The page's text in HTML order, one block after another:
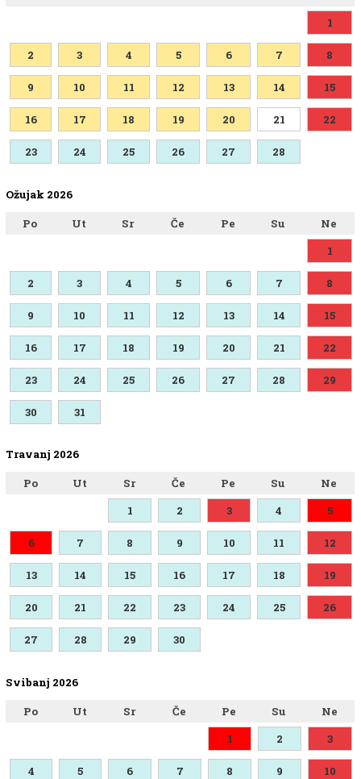
1
2 3 4 5 6 7 8
9 10 11 12 13 14 15
16 17 18 19 20 21 22
23 24 25 26 27 28
Ožujak 2026
Po Ut Sr Če Pe Su
Ne
1
2 3 4 5 6 7 8
9 10 11 12 13 14 15
16 17 18 19 20 21 22
23 24 25 26 27 28 29
30 31
Travanj 2026
Po Ut Sr Če Pe Su
Ne
1
2 3 4 5
6 7 8 9 10 11 12
13 14 15 16 17 18 19
20 21 22 23 24 25 26
27 28 29 30
Svibanj 2026
Po Ut Sr Če Pe Su
Ne
1
2 3
4 5 6 7 8 9 10